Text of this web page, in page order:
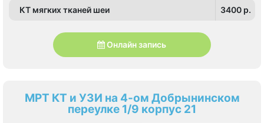
КТ мягких тканей шеи 3400 p.
Онлайн запись
МРТ КТ и УЗИ на 4-ом Добрынинском
переулке 1/9 корпус 21